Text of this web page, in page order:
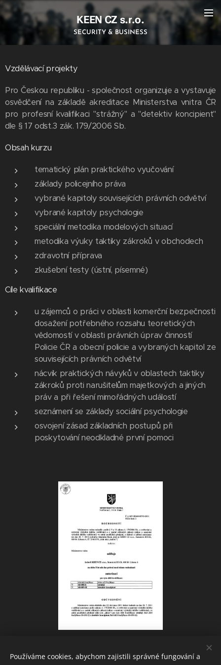
KEEN CZ s.r.o.
SECURITY & BUSINESS
Vzdělávací projekty
Pro Českou republiku - společnost organizuje a vystavuje
osvědčení na základě akreditace Ministerstva vnitra ČR
pro profesní kvalifikaci "strážný" a "detektiv koncipient"
dle § 17 odst.3 zák. 179/2006 Sb.
Obsah kurzu
tematický plán praktického vyučování
základy policejního práva
vybrané kapitoly souvisejících právních odvětví
vybrané kapitoly psychologie
speciální metodika modelových situací
metodika výuky taktiky zákroků v obchodech
zdravotní příprava
zkušební testy (ústní, písemné)
Cíle kvalifikace
u zájemců o práci v oblasti komerční bezpečnosti
dosažení potřebného rozsahu teoretických
vědomostí v oblasti právních úprav činností
Policie ČR a obecní policie a vybraných kapitol ze
souvisejících právních odvětví
nácvik praktických návyků v oblastech taktiky
zákroků proti narušitelům majetkových a jiných
práv a při řešení mimořádných událostí
seznámení se základy sociální psychologie
osvojení zásad základních postupů při
poskytování neodkladné první pomoci
Používáme cookies, abychom zajistili správné fungování a